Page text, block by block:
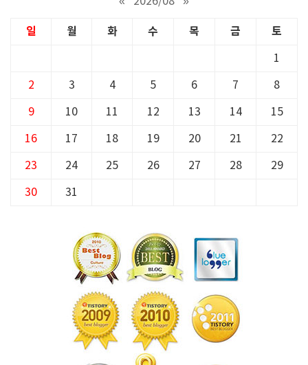
일 월 화 수 목 금 토
1
2 3 4 5 6 7 8
9 10 11 12 13 14 15
16 17 18 19 20 21 22
23 24 25 26 27 28 29
30 31